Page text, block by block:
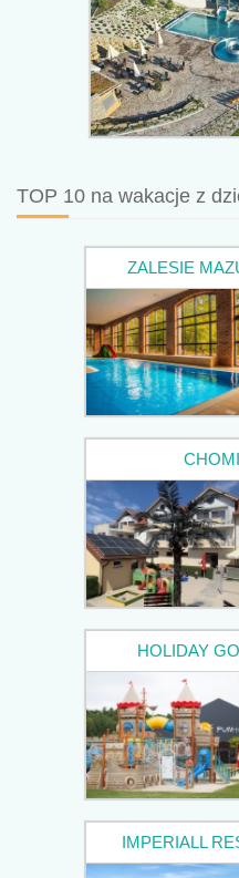
TOP 10 na wakacje z
ZALESIE
HOLIDAY
IMPERIALL